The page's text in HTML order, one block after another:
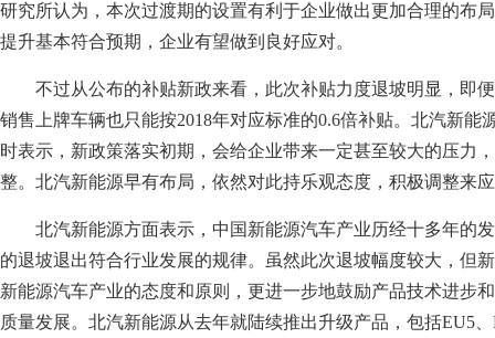
研究所认为，本次过渡期的设置有利于企业做出更加合理的布
提升基本符合预期，企业有望做到良好应对。
不过从公布的补贴新政来看，此次补贴力度退坡明显，即
销售上牌车辆也只能按2018年对应标准的0.6倍补贴。北汽新能
时表示，新政策落实初期，会给企业带来一定甚至较大的压力
整。北汽新能源早有布局，依然对此持乐观态度，积极调整来
北汽新能源方面表示，中国新能源汽车产业历经十多年的
的退坡退出符合行业发展的规律。虽然此次退坡幅度较大，但
新能源汽车产业的态度和原则，更进一步地鼓励产品技术进步
质量发展。北汽新能源从去年就陆续推出升级产品，包括EU5